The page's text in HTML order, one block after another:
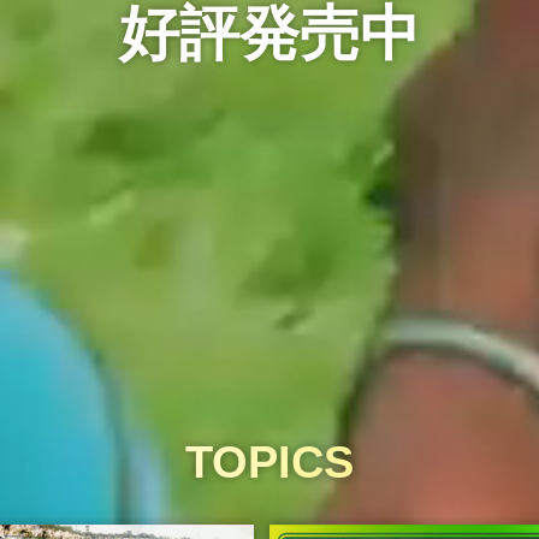
好評発売中
はこちら 体験版
TOPICS